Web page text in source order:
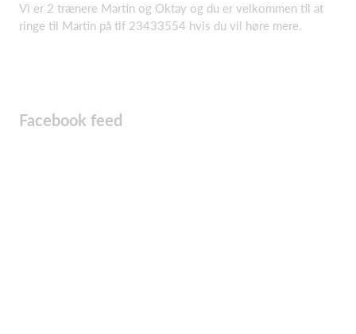
Vi er 2 trænere Martin og Oktay og du er velkommen til at
ringe til Martin på tlf 23433554 hvis du vil høre mere.
Facebook feed